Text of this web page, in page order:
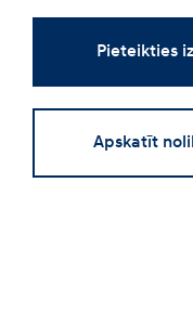
Pieteikties
Apskatīt